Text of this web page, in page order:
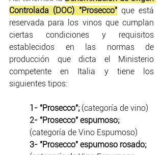
Controlada (DOC) "Prosecco" que está
reservada para los vinos que cumplan
ciertas condiciones y requisitos
establecidos en las normas de
producción que dicta el Ministerio
competente en Italia y tiene los
siguientes tipos:
1- "Prosecco"; (categoría de vino)
2- "Prosecco" espumoso;
(categoría de Vino Espumoso)
3- "Prosecco" espumoso rosado;